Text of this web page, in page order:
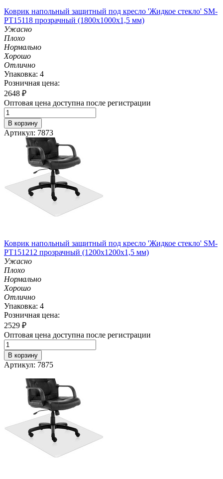
Коврик напольный защитный под кресло 'Жидкое стекло' SM-
PT15118 прозрачный (1800х1000х1,5 мм)
Ужасно
Плохо
Нормально
Хорошо
Отлично
Упаковка: 4
Розничная цена:
2648 ₽
Оптовая цена доступна после регистрации
В корзину
Артикул: 7873
Коврик напольный защитный под кресло 'Жидкое стекло' SM-
PT151212 прозрачный (1200х1200х1,5 мм)
Ужасно
Плохо
Нормально
Хорошо
Отлично
Упаковка: 4
Розничная цена:
2529 ₽
Оптовая цена доступна после регистрации
В корзину
Артикул: 7875